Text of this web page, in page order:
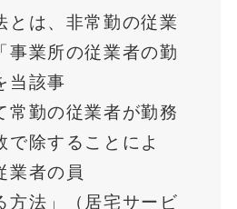
とは、非常勤の従業
事業所の従業者の勤
当該事
常勤の従業者が勤務
で除することによ
業者の員
方法」（居宅サービ